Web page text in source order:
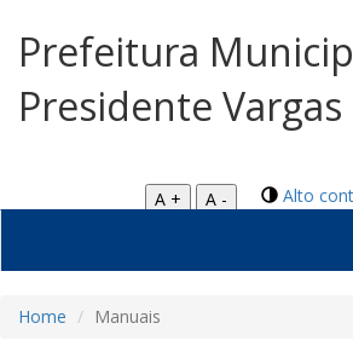
Prefeitura
Presidente Vargas
Alto
A +
A -
Home Manuais